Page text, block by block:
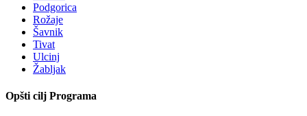
Podgorica
Rožaje
Šavnik
Tivat
Ulcinj
Žabljak
Opšti cilj Programa